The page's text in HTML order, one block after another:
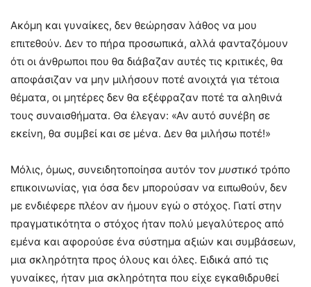
Ακόμη και γυναίκες, δεν θεώρησαν λάθος να μου
επιτεθούν. Δεν το πήρα προσωπικά, αλλά φανταζόμουν
ότι οι άνθρωποι που θα διάβαζαν αυτές τις κριτικές, θα
αποφάσιζαν να μην μιλήσουν ποτέ ανοιχτά για τέτοια
θέματα, οι μητέρες δεν θα εξέφραζαν ποτέ τα αληθινά
τους συναισθήματα. Θα έλεγαν: «Αν αυτό συνέβη σε
εκείνη, θα συμβεί και σε μένα. Δεν θα μιλήσω ποτέ!»
Μόλις, όμως, συνειδητοποίησα αυτόν τον μυστικό τρόπο
επικοινωνίας, για όσα δεν μπορούσαν να ειπωθούν, δεν
με ενδιέφερε πλέον αν ήμουν εγώ ο στόχος. Γιατί στην
πραγματικότητα ο στόχος ήταν πολύ μεγαλύτερος από
εμένα και αφορούσε ένα σύστημα αξιών και συμβάσεων,
μια σκληρότητα προς όλους και όλες. Ειδικά από τις
γυναίκες, ήταν μια σκληρότητα που είχε εγκαθιδρυθεί